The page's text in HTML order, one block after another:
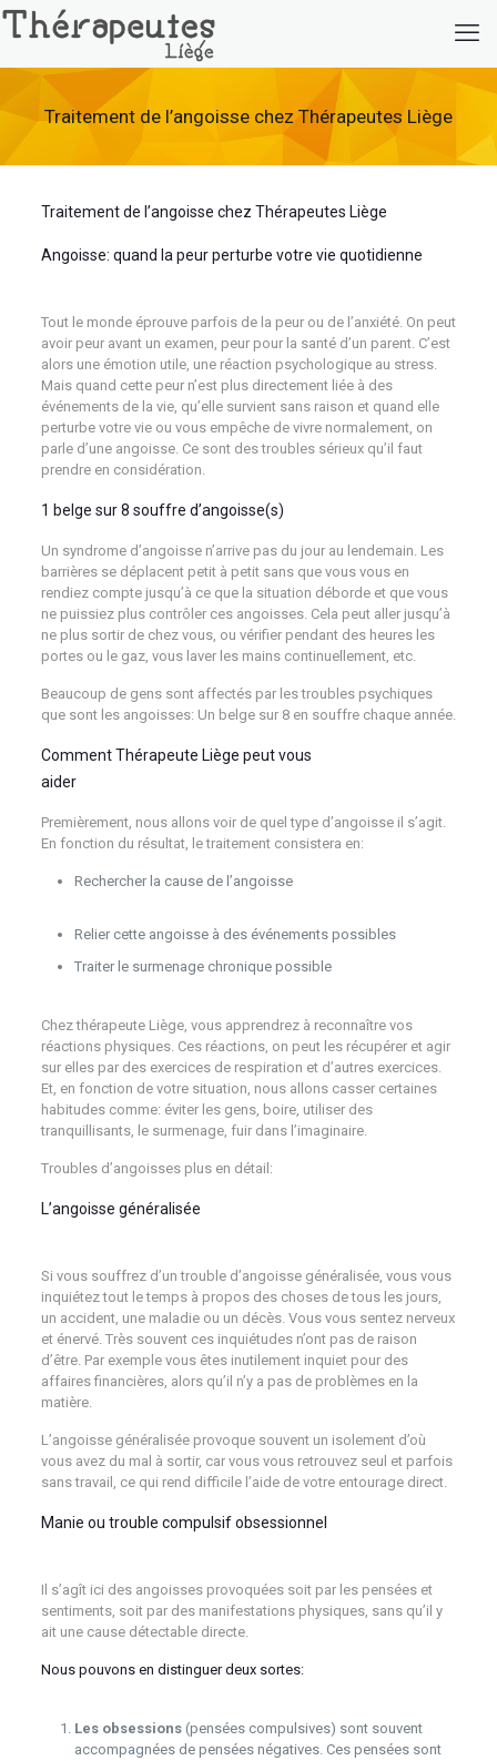
Traitement de l’angoisse chez Thérapeutes Liège
Traitement de l’angoisse chez Thérapeutes Liège
Angoisse: quand la peur perturbe votre vie quotidienne
Tout le monde éprouve parfois de la peur ou de l’anxiété. On peut
avoir peur avant un examen, peur pour la santé d’un parent. C’est
alors une émotion utile, une réaction psychologique au stress.
Mais quand cette peur n’est plus directement liée à des
événements de la vie, qu’elle survient sans raison et quand elle
perturbe votre vie ou vous empêche de vivre normalement, on
parle d’une angoisse. Ce sont des troubles sérieux qu’il faut
prendre en considération.
1 belge sur 8 souffre d’angoisse(s)
Un syndrome d’angoisse n’arrive pas du jour au lendemain. Les
barrières se déplacent petit à petit sans que vous vous en
rendiez compte jusqu’à ce que la situation déborde et que vous
ne puissiez plus contrôler ces angoisses. Cela peut aller jusqu’à
ne plus sortir de chez vous, ou vérifier pendant des heures les
portes ou le gaz, vous laver les mains continuellement, etc.
Beaucoup de gens sont affectés par les troubles psychiques
que sont les angoisses: Un belge sur 8 en souffre chaque année.
Comment Thérapeute Liège peut vous
aider
Premièrement, nous allons voir de quel type d’angoisse il s’agit.
En fonction du résultat, le traitement consistera en:
Rechercher la cause de l’angoisse
Relier cette angoisse à des événements possibles
Traiter le surmenage chronique possible
Chez thérapeute Liège, vous apprendrez à reconnaître vos
réactions physiques. Ces réactions, on peut les récupérer et agir
sur elles par des exercices de respiration et d’autres exercices.
Et, en fonction de votre situation, nous allons casser certaines
habitudes comme: éviter les gens, boire, utiliser des
tranquillisants, le surmenage, fuir dans l’imaginaire.
Troubles d’angoisses plus en détail:
L’angoisse généralisée
Si vous souffrez d’un trouble d’angoisse généralisée, vous vous
inquiétez tout le temps à propos des choses de tous les jours,
un accident, une maladie ou un décès. Vous vous sentez nerveux
et énervé. Très souvent ces inquiétudes n’ont pas de raison
d’être. Par exemple vous êtes inutilement inquiet pour des
affaires financières, alors qu’il n’y a pas de problèmes en la
matière.
L’angoisse généralisée provoque souvent un isolement d’où
vous avez du mal à sortir, car vous vous retrouvez seul et parfois
sans travail, ce qui rend difficile l’aide de votre entourage direct.
Manie ou trouble compulsif obsessionnel
Il s’agît ici des angoisses provoquées soit par les pensées et
sentiments, soit par des manifestations physiques, sans qu’il y
ait une cause détectable directe.
Nous pouvons en distinguer deux sortes:
Les obsessions(pensées compulsives) sont souvent
accompagnées de pensées négatives. Ces pensées sont